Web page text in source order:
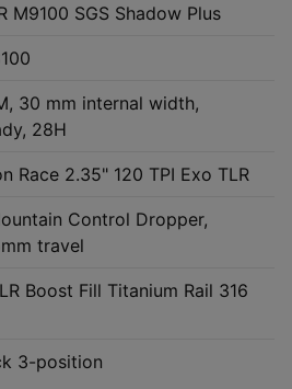
M9100 SGS Shadow Plus
30 mm internal width,
28H
Race 2.35" 120 TPI Exo TLR
Control Dropper,
travel
Boost Fill Titanium Rail 316
3-position